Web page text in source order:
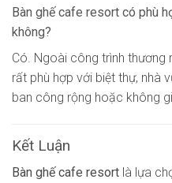
Bàn ghế cafe resort có phù
không?
Có. Ngoài công trình thương
rất phù hợp với biệt thự, nhà
ban công rộng hoặc không
Kết Luận
Bàn ghế cafe resort là lựa